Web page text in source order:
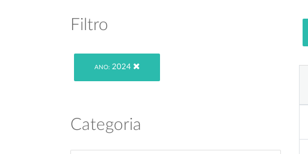
Filtro
ANO: 2024
Categoria